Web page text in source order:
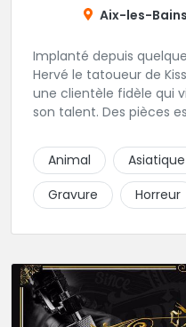
Aix-les-Bains
Implanté depuis
Hervé le tatoueur de
une clientèle fidèle qui
son talent. Des pièces
pas l'adresse? C'est
l'appeliez avant de
moment de rush. Une
excellente.
Animal Asiatique
Gravure
Horreur